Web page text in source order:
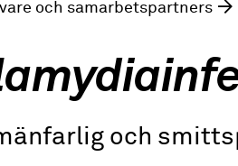
och samarbetspartners
och